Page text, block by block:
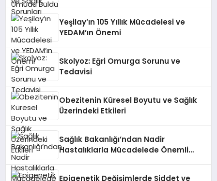
Yeşilay’ın 105 Yıllık Mücadelesi ve
YEDAM’ın Önemi
Skolyoz: Eğri Omurga Sorunu ve
Tedavisi
Obezitenin Küresel Boyutu ve Sağlık
Üzerindeki Etkileri
Sağlık Bakanlığı’ndan Nadir
Hastalıklarla Mücadelede Önemli
Epigenetik Değişimlerde Şiddet ve